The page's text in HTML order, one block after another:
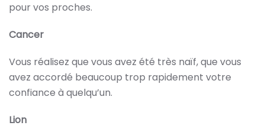
pour vos proches.
Cancer
Vous réalisez que vous avez été très naïf, que vous
avez accordé beaucoup trop rapidement votre
confiance à quelqu’un.
Lion